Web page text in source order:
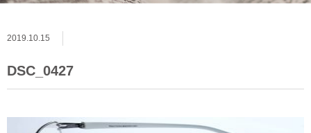
2019.10.15
DSC_0427